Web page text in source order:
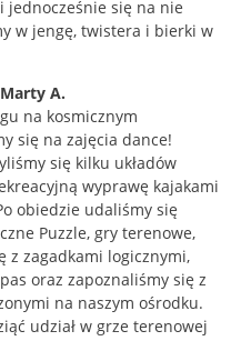
jednocześnie się na nie
w jengę, twistera i bierki w
A.
na kosmicznym
się na zajęcia dance!
się kilku układów
wyprawę kajakami
obiedzie udaliśmy się
Puzzle, gry terenowe,
z zagadkami logicznymi,
oraz zapoznaliśmy się z
na naszym ośrodku.
udział w grze terenowej